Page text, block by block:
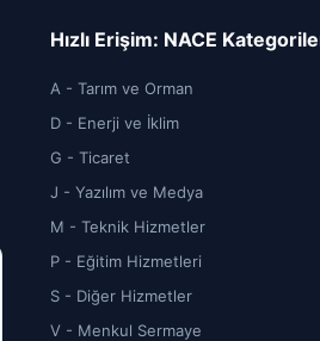
Hızlı Erişim: NACE
A - Tarım ve Orman
D - Enerji ve İklim
G - Ticaret
J - Yazılım ve Medya
M - Teknik Hizmetler
P - Eğitim Hizmetleri
S - Diğer Hizmetler
V - Menkul Sermaye